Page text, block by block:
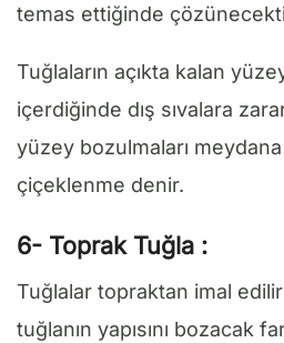
temas ettiğinde
Tuğlaların açıkta kalan
içerdiğinde dış sıvalara
yüzey bozulmaları
çiçeklenme denir.
6- Toprak Tuğla :
Tuğlalar topraktan imal
tuğlanın yapısını bozacak